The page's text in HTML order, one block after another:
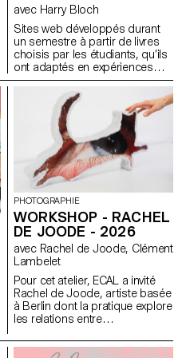
avec Harry Bloch
Sites web développés durant
un semestre à partir de livres
choisis par les étudiants, qu’ils
ont adaptés en expériences
web, dans le cadre du cours
de Screen Design de Harry
Bloch, deuxième année
Bachelor Communication
PHOTOGRAPHIE
WORKSHOP - RACHEL
DE JOODE - 2026
avec Rachel de Joode, Clément
Lambelet
Pour cet atelier, ECAL a invité
Rachel de Joode, artiste basée
à Berlin dont la pratique explore
les relations entre
images numériques. Au cours